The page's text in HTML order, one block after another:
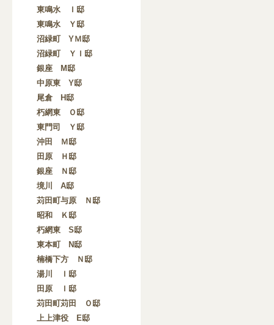
東鳴水 Ｉ邸
東鳴水 Ｙ邸
沼緑町 YＭ邸
沼緑町 ＹＩ邸
銀座 M邸
中原東 Y邸
尾倉 H邸
朽網東 Ｏ邸
東門司 Ｙ邸
沖田 Ｍ邸
田原 Ｈ邸
銀座 Ｎ邸
境川 A邸
苅田町与原 Ｎ邸
昭和 Ｋ邸
朽網東 S邸
東本町 N邸
楠橋下方 Ｎ邸
湯川 Ｉ邸
田原 Ｉ邸
苅田町苅田 Ｏ邸
上上津役 E邸